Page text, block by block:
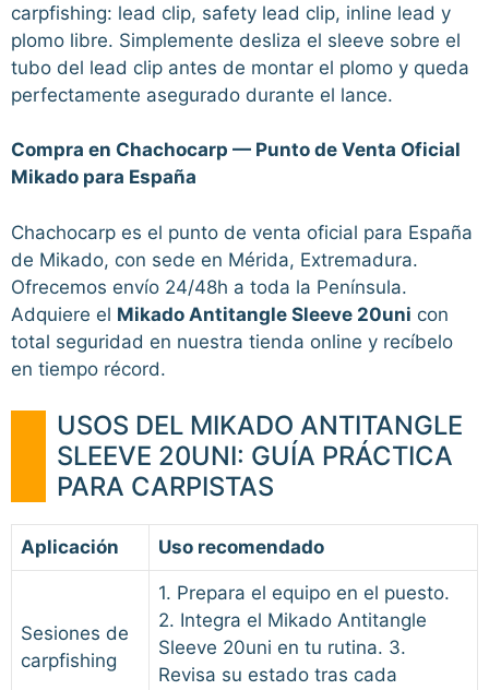
carpfishing: lead clip, safety lead clip, inline lead y
plomo libre. Simplemente desliza el sleeve sobre el
tubo del lead clip antes de montar el plomo y queda
perfectamente asegurado durante el lance.
Compra en Chachocarp — Punto de Venta Oficial
Mikado para España
Chachocarp es el punto de venta oficial para España
de Mikado, con sede en Mérida, Extremadura.
Ofrecemos envío 24/48h a toda la Península.
Adquiere el Mikado Antitangle Sleeve 20uni con
total seguridad en nuestra tienda online y recíbelo
en tiempo récord.
USOS DEL MIKADO ANTITANGLE
SLEEVE 20UNI: GUÍA PRÁCTICA
PARA CARPISTAS
Aplicación Uso recomendado
Sesiones de
carpfishing
1. Prepara el equipo en el puesto.
2. Integra el Mikado Antitangle
Sleeve 20uni en tu rutina. 3.
Revisa su estado tras cada